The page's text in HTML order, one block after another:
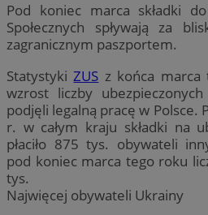
Pod koniec marca składki
Społecznych spływają za
zagranicznym paszportem.
Statystyki ZUS z końca marca
wzrost liczby
podjęli legalną pracę w Polsce.
r. w całym kraju składki na
płaciło 875 tys. obywateli
pod koniec marca tego roku
tys.
Najwięcej obywateli Ukrainy